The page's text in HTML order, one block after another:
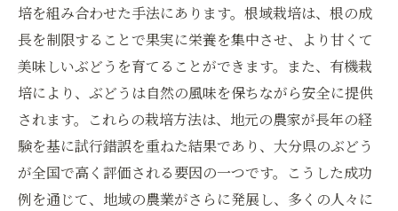
培を組み合わせた手法にあります。根域栽培は、根の成
長を制限することで果実に栄養を集中させ、より甘くて
美味しいぶどうを育てることができます。また、有機栽
培により、ぶどうは自然の風味を保ちながら安全に提供
されます。これらの栽培方法は、地元の農家が長年の経
験を基に試行錯誤を重ねた結果であり、大分県のぶどう
が全国で高く評価される要因の一つです。こうした成功
例を通じて、地域の農業がさらに発展し、多くの人々に